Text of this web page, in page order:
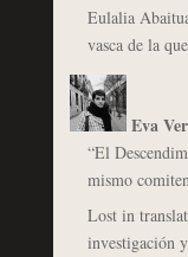
Eulalia
vasca de la
Eva
“El
mismo
Lost in
investigación